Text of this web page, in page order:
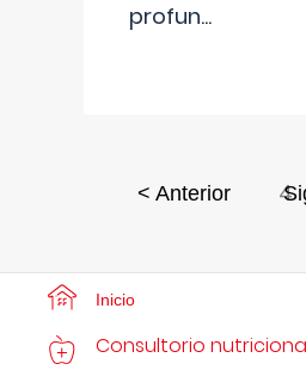
profun...
< Anterior 4
Inicio
Consultorio